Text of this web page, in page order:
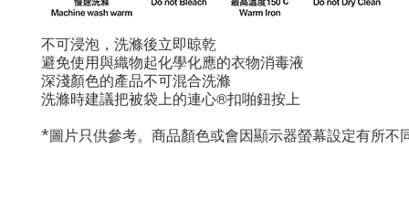
不可浸泡，洗滌後立即晾乾
避免使用與織物起化學化應的衣物消毒液
深淺顏色的產品不可混合洗滌
洗滌時建議把被袋上的連心®扣啪鈕按上
*圖片只供參考。商品顏色或會因顯示器螢幕設定有所